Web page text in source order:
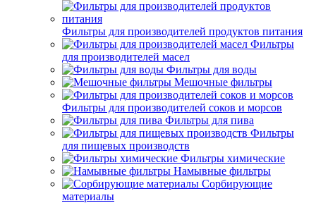
Фильтры для производителей продуктов питания
Фильтры
для производителей масел
Фильтры для воды
Мешочные фильтры
Фильтры для производителей соков и морсов
Фильтры для пива
Фильтры
для пищевых производств
Фильтры химические
Намывные фильтры
Сорбирующие
материалы